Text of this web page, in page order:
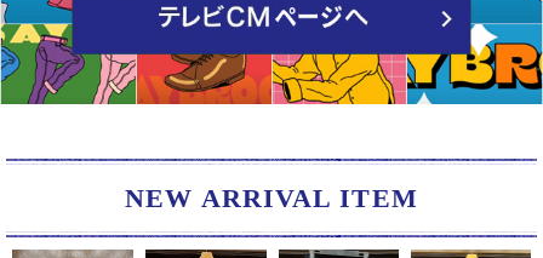
NEW ARRIVAL ITEM